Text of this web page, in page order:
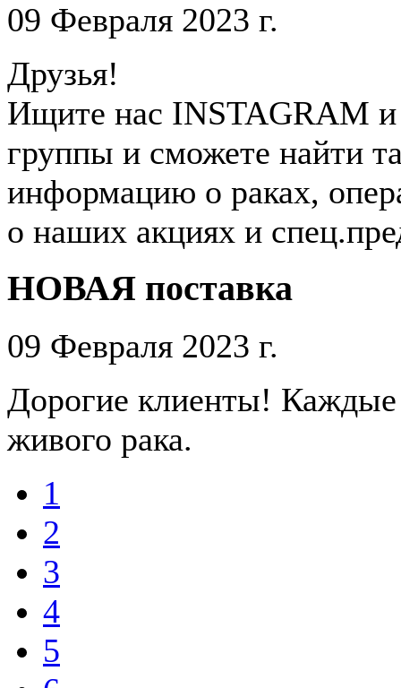
09 Февраля 2023 г.
Друзья!
Ищите нас INSTAGRAM и
группы и сможете найти
информацию о раках,
о наших акциях и
НОВАЯ поставка
09 Февраля 2023 г.
Дорогие клиенты! Каждые
живого рака.
1
2
3
4
5